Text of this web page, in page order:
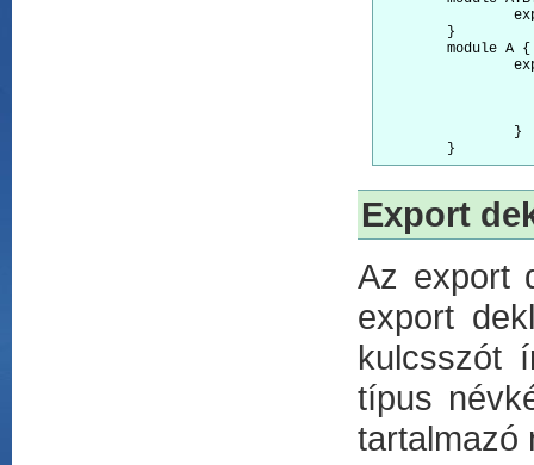
Export
Az export
export
kulcsszót
típus
tartalmazó